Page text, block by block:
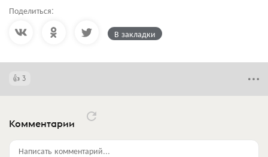
Поделиться:
В закладки
3
Комментарии
Написать комментарий...